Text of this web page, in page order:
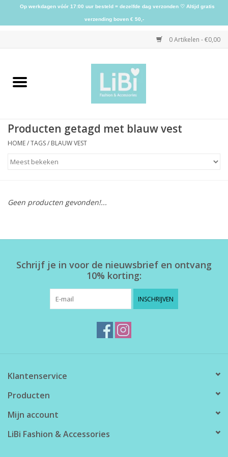
0 Artikelen - €0,00
Home
Schoenen
Herensokken
Producten getagd met blauw vest
HOME/TAGS/ BLAUW VEST
Geen producten gevonden!...
Schrijf je in voor de nieuwsbrief en ontvang
10% korting:
INSCHRIJVEN
Klantenservice
Producten
Mijn account
LiBi Fashion & Accessories
Op werkdagen vóór 17:00 uur besteld = dezelfde dag verzonden ♡ Altijd gratis
verzending boven € 50,-